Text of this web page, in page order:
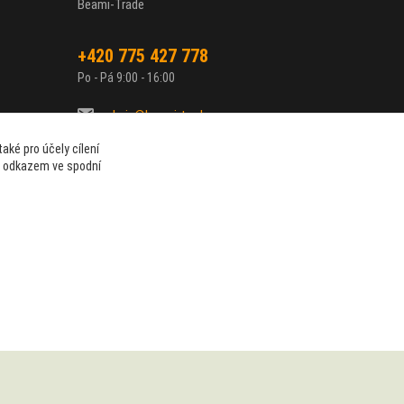
Beami-Trade
+420 775 427 778
Po - Pá 9:00 - 16:00
admin@beami-trade.cz
pro účely cílení
ve spodní